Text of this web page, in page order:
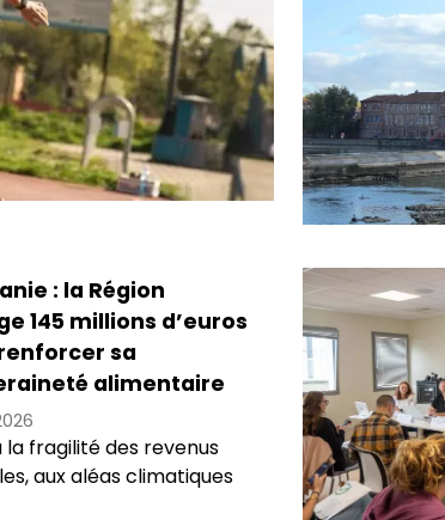
: la Région
145 millions d’euros
sa
alimentaire
la fragilité des revenus
aux aléas climatiques